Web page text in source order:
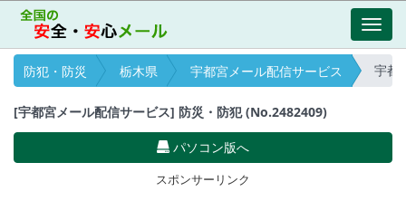
防犯・防災
栃木県 宇都宮メール配信サービス 宇都
[宇都宮メール配信サービス] 防災・防犯 (No.2482409)
パソコン版へ
スポンサーリンク